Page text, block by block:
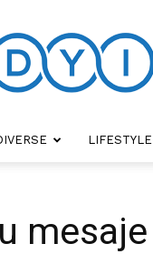
LIFESTYLE
mesaje